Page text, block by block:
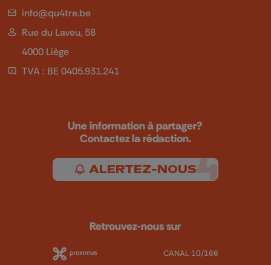
info@qu4tre.be
Rue du Laveu, 58
4000 Liège
TVA : BE 0405.931.241
Une information à partager?
Contactez la rédaction.
ALERTEZ-NOUS
Retrouvez-nous sur
CANAL 10/166